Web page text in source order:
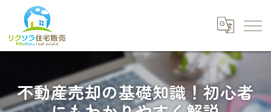
不動産売却の基礎知識！初心者